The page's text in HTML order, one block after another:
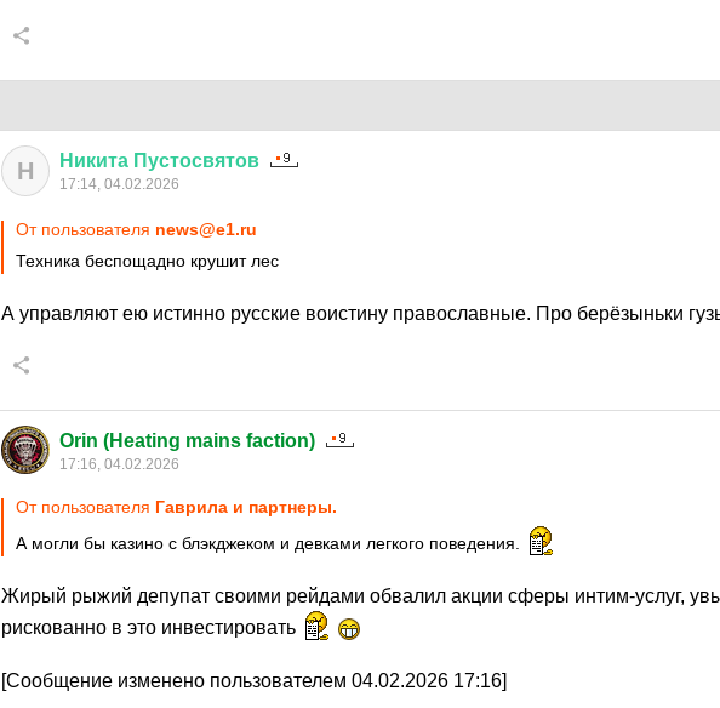
Н Никита Пустосвятов
17:14, 04.02.2026
От пользователя news@e1.ru
Техника беспощадно крушит лес
А управляют ею истинно русские воистину православные. Про берёзыньки
Orin (Heating mains faction)
17:16, 04.02.2026
От пользователя Гаврила и партнеры.
А могли бы казино с блэкджеком и девками легкого поведения.
Жирый рыжий депупат своими рейдами обвалил акции сферы интим-услуг,
рискованно в это инвестировать
[Сообщение изменено пользователем 04.02.2026 17:16]